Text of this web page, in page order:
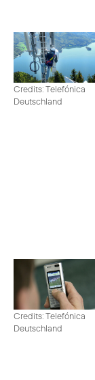
Credits: Telefónica
Deutschland
Credits: Telefónica
Deutschland